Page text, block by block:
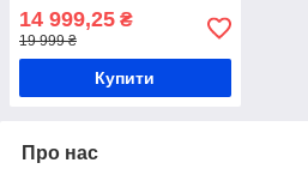
14 999,25 ₴
19 999 ₴
Купити
Про нас